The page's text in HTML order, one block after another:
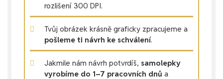
rozlišení 300 DPI.
Tvůj obrázek krásně graficky zpracujeme a
pošleme ti návrh ke schválení.
Jakmile nám návrh potvrdíš, samolepky
vyrobíme do 1–7 pracovních dnůa